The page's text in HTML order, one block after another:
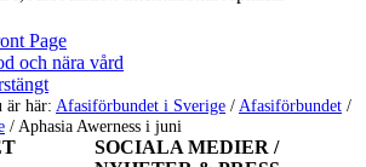
Page
och nära vård
är här: Afasiförbundet i Sverige /Afasiförbundet /
/Aphasia Awerness i juni
SOCIALA MEDIER /